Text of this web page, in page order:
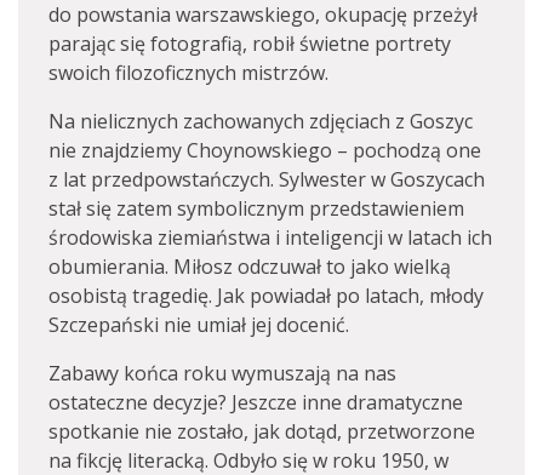
do powstania warszawskiego, okupację przeżył
parając się fotografią, robił świetne portrety
swoich filozoficznych mistrzów.
Na nielicznych zachowanych zdjęciach z Goszyc
nie znajdziemy Choynowskiego – pochodzą one
z lat przedpowstańczych. Sylwester w Goszycach
stał się zatem symbolicznym przedstawieniem
środowiska ziemiaństwa i inteligencji w latach ich
obumierania. Miłosz odczuwał to jako wielką
osobistą tragedię. Jak powiadał po latach, młody
Szczepański nie umiał jej docenić.
Zabawy końca roku wymuszają na nas
ostateczne decyzje? Jeszcze inne dramatyczne
spotkanie nie zostało, jak dotąd, przetworzone
na fikcję literacką. Odbyło się w roku 1950, w